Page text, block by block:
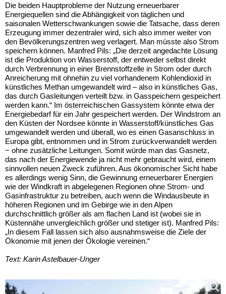
Die beiden Hauptprobleme der Nutzung erneuerbarer
Energiequellen sind die Abhängigkeit von täglichen und
saisonalen Wetterschwankungen sowie die Tatsache, dass deren
Erzeugung immer dezentraler wird, sich also immer weiter von
den Bevölkerungszentren weg verlagert. Man müsste also Strom
speichern können. Manfred Pils: „Die derzeit angedachte Lösung
ist die Produktion von Wasserstoff, der entweder selbst direkt
durch Verbrennung in einer Brennstoffzelle in Strom oder durch
Anreicherung mit ohnehin zu viel vorhandenem Kohlendioxid in
künstliches Methan umgewandelt wird – also in künstliches Gas,
das durch Gasleitungen verteilt bzw. in Gasspeichern gespeichert
werden kann.“ Im österreichischen Gassystem könnte etwa der
Energiebedarf für ein Jahr gespeichert werden. Der Windstrom an
den Küsten der Nordsee könnte in Wasserstoff/künstliches Gas
umgewandelt werden und überall, wo es einen Gasanschluss in
Europa gibt, entnommen und in Strom zurückverwandelt werden
− ohne zusätzliche Leitungen. Somit würde man das Gasnetz,
das nach der Energiewende ja nicht mehr gebraucht wird, einem
sinnvollen neuen Zweck zuführen. Aus ökonomischer Sicht habe
es allerdings wenig Sinn, die Gewinnung erneuerbarer Energien
wie der Windkraft in abgelegenen Regionen ohne Strom- und
Gasinfrastruktur zu betreiben, auch wenn die Windausbeute in
höheren Regionen und im Gebirge wie in den Alpen
durchschnittlich größer als am flachen Land ist (wobei sie in
Küstennähe unvergleichlich größer und stetiger ist). Manfred Pils:
„In diesem Fall lassen sich also ausnahmsweise die Ziele der
Ökonomie mit jenen der Ökologie vereinen.“
Text: Karin Astelbauer-Unger